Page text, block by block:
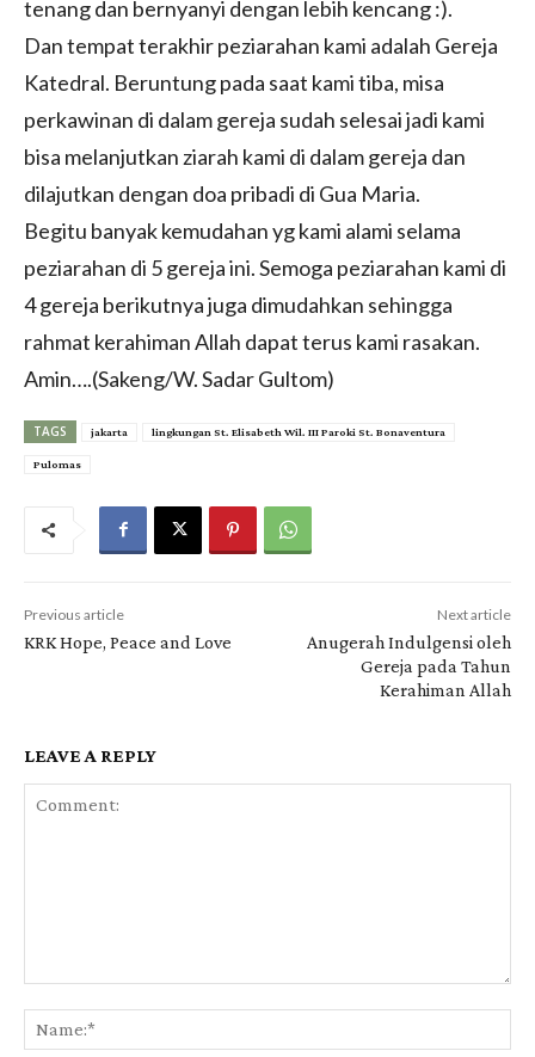
tenang dan bernyanyi dengan lebih kencang :).
Dan tempat terakhir peziarahan kami adalah Gereja
Katedral. Beruntung pada saat kami tiba, misa
perkawinan di dalam gereja sudah selesai jadi kami
bisa melanjutkan ziarah kami di dalam gereja dan
dilajutkan dengan doa pribadi di Gua Maria.
Begitu banyak kemudahan yg kami alami selama
peziarahan di 5 gereja ini. Semoga peziarahan kami di
4 gereja berikutnya juga dimudahkan sehingga
rahmat kerahiman Allah dapat terus kami rasakan.
Amin….(Sakeng/W. Sadar Gultom)
TAGS jakarta lingkungan St. Elisabeth Wil. III Paroki St. Bonaventura
Pulomas
Previous article
KRK Hope, Peace and Love
Next article
Anugerah Indulgensi oleh
Gereja pada Tahun
Kerahiman Allah
LEAVE A REPLY